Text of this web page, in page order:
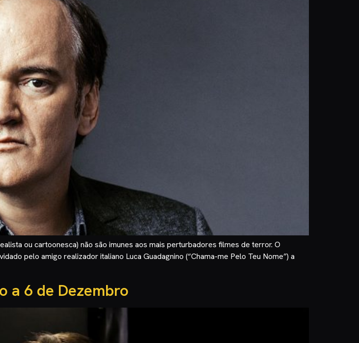
ou cartoonesca) não são imunes aos mais perturbadores filmes de terror. O
pelo amigo realizador italiano Luca Guadagnino (“Chama-me Pelo Teu Nome”) a
a 6 de Dezembro